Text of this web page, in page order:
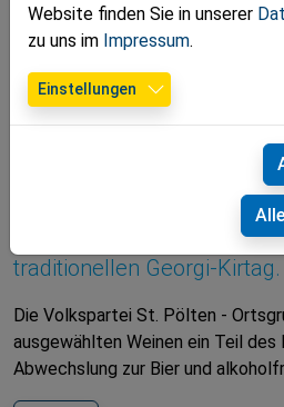
Foto VP St. Pölten
30.04.2025
Gute Stimmung bei
Bei strahlendem
Pöltner Ortsteil St.
traditionellen Georgi-Kirtag.
Die Volkspartei St. Pölten -
ausgewählten Weinen ein Teil
Abwechslung zur Bier und
Website finden Sie in unserer
zu uns im Impressum.
Einstellungen